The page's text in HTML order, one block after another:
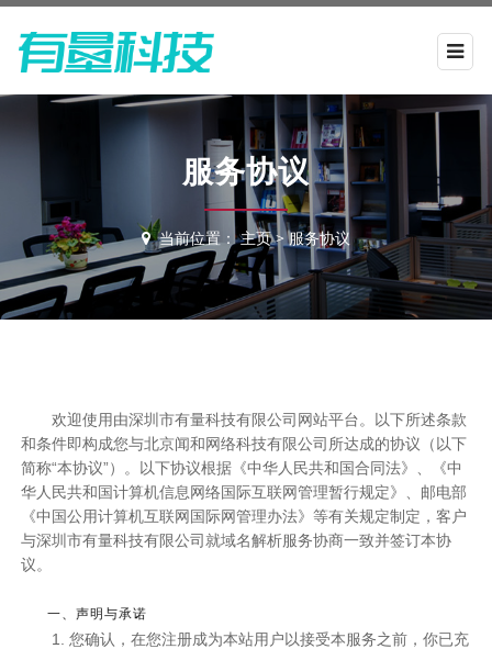
服务协议
当前位置：主页>服务协议
欢迎使用由深圳市有量科技有限公司网站平台。以下所述条款
和条件即构成您与北京闻和网络科技有限公司所达成的协议（以下
简称“本协议”）。以下协议根据《中华人民共和国合同法》、《中
华人民共和国计算机信息网络国际互联网管理暂行规定》、邮电部
《中国公用计算机互联网国际网管理办法》等有关规定制定，客户
与深圳市有量科技有限公司就域名解析服务协商一致并签订本协
议。
一、声明与承诺
1. 您确认，在您注册成为本站用户以接受本服务之前，你已充